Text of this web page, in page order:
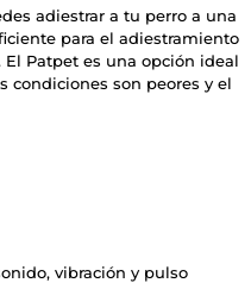
adiestrar a tu perro a una
para el adiestramiento
Patpet es una opción ideal
condiciones son peores y el
vibración y pulso